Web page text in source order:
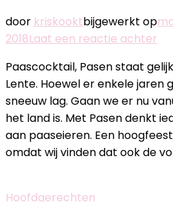
door kriskooktbijgewerkt op
2018Laat een reactie achter
–
Paascocktail, Pasen staat
Lente. Hoewel er enkele jaren
sneeuw lag. Gaan we er nu
het land is. Met Pasen denkt
aan paaseieren. Een
omdat wij vinden dat ook de
Hoofdgerechten